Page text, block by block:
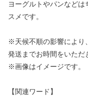
ヨーグルトやパンなど
スメです。
※天候不順の影響により
発送までお時間をいただ
※画像はイメージです。
【関連ワード】